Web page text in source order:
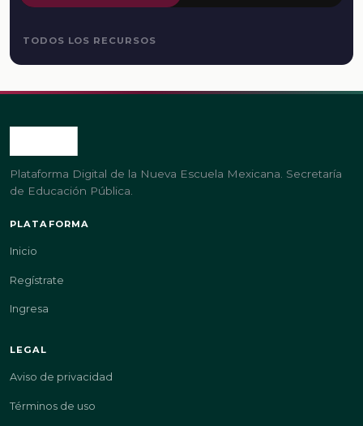
TODOS LOS RECURSOS
Plataforma Digital de la Nueva Escuela Mexicana. Secretaría
de Educación Pública.
PLATAFORMA
Inicio
Regístrate
Ingresa
LEGAL
Aviso de privacidad
Términos de uso